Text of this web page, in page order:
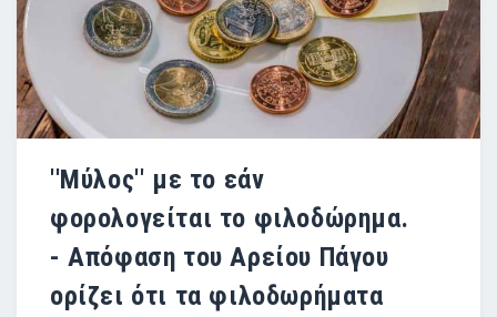
''Μύλος'' με το εάν
φορολογείται το φιλοδώρημα.
- Απόφαση του Αρείου Πάγου
ορίζει ότι τα φιλοδωρήματα